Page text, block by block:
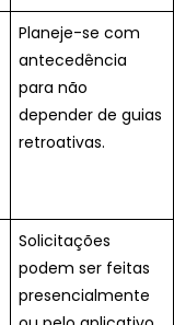
Planeje-se com
antecedência
para não
depender de guias
retroativas.
Solicitações
podem ser feitas
presencialmente